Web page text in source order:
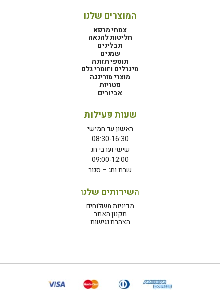
המוצרים שלנו
צמחי מרפא
חליטות להנאה
תבלינים
שמנים
תוספי תזונה
מינרלים וחומרי גלם
מוצרי מורינגה
פטריות
אביזרים
שעות פעילות
ראשון עד חמישי
08:30-16:30
שישי וערבי חג
09:00-12:00
שבת וחג – סגור
השירותים שלנו
מדיניות משלוחים
תקנון האתר
הצהרת נגישות